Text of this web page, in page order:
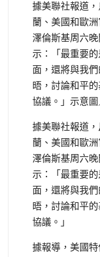
據美聯社報道
蘭、美國和歐
澤倫斯基周六
示：「最重要
面，還將與我
晤，討論和平
協議。」示意
據美聯社報道，
蘭、美國和歐
澤倫斯基周六
示：「最重要
面，還將與我
晤，討論和平
協議。」
據報導，美國